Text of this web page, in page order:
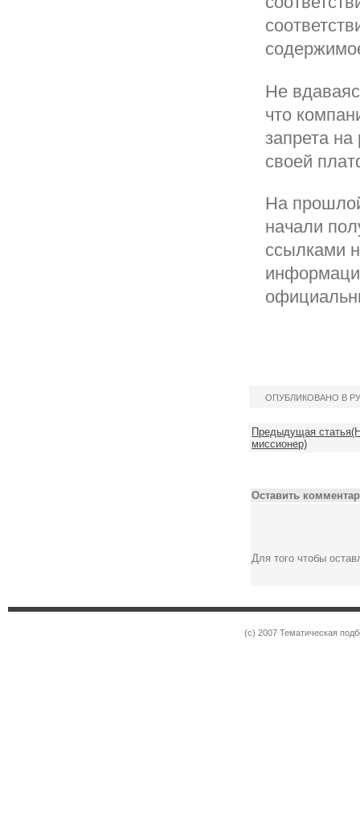
Не
что
запрета
своей
На
начали
ссылками
ОПУБЛИКОВАНО В
Предыдущая
миссионер)
Оставить
Для того чтобы
(c) 2007 Тематическая